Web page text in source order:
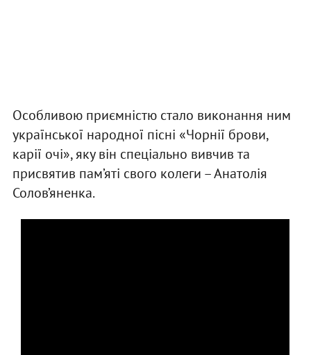
Особливою приємністю стало виконання ним
української народної пісні «Чорнії брови,
карії очі», яку він спеціально вивчив та
присвятив пам’яті свого колеги – Анатолія
Солов’яненка.